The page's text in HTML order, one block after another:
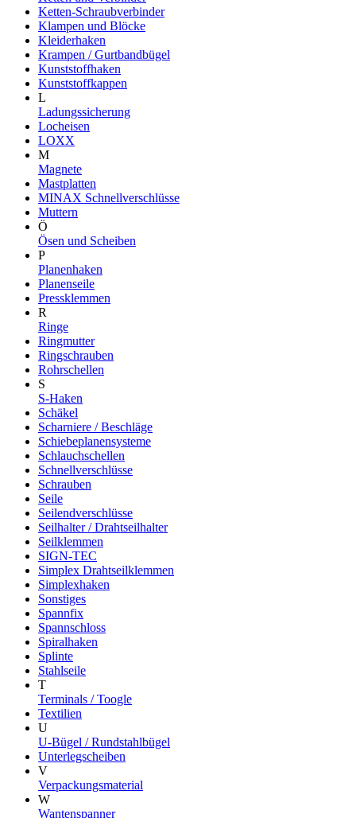
Ketten-Schraubverbinder
Klampen und Blöcke
Kleiderhaken
Krampen / Gurtbandbügel
Kunststoffhaken
Kunststoffkappen
L
Ladungssicherung
Locheisen
LOXX
M
Magnete
Mastplatten
MINAX Schnellverschlüsse
Muttern
Ö
Ösen und Scheiben
P
Planenhaken
Planenseile
Pressklemmen
R
Ringe
Ringmutter
Ringschrauben
Rohrschellen
S
S-Haken
Schäkel
Scharniere / Beschläge
Schiebeplanensysteme
Schlauchschellen
Schnellverschlüsse
Schrauben
Seile
Seilendverschlüsse
Seilhalter / Drahtseilhalter
Seilklemmen
SIGN-TEC
Simplex Drahtseilklemmen
Simplexhaken
Sonstiges
Spannfix
Spannschloss
Spiralhaken
Splinte
Stahlseile
T
Terminals / Toogle
Textilien
U
U-Bügel / Rundstahlbügel
Unterlegscheiben
V
Verpackungsmaterial
W
Wantenspanner